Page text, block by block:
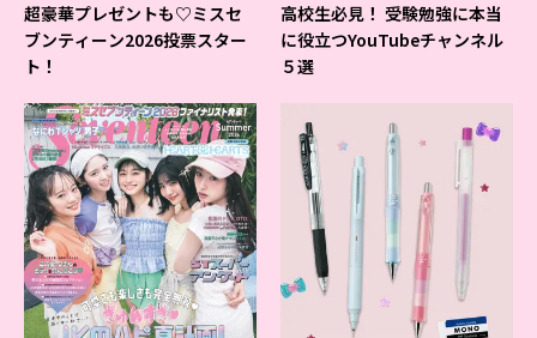
超豪華プレゼントも♡ミスセ
ブンティーン2026投票スター
ト！
高校生必見！ 受験勉強に本当
に役立つYouTubeチャンネル
５選